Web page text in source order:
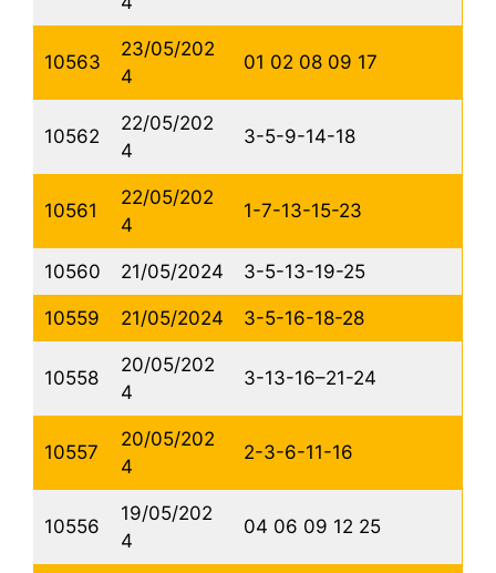
10563
23/05/202
4
01 02 08 09 17
10562
22/05/202
4
3-5-9-14-18
10561
22/05/202
4
1-7-13-15-23
10560 21/05/2024 3-5-13-19-25
10559 21/05/2024 3-5-16-18-28
10558
20/05/202
4
3-13-16–21-24
10557
20/05/202
4
2-3-6-11-16
10556
19/05/202
4
04 06 09 12 25